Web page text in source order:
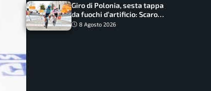
Giro di Polonia, sesta tappa
da fuochi d’artificio: Scaroni
può attaccare la maglia di
8 Agosto 2026